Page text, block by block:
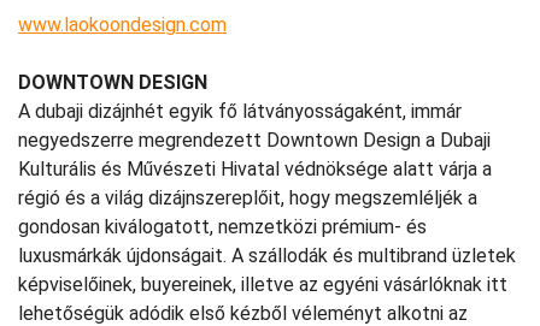
www.laokoondesign.com
DOWNTOWN DESIGN
A dubaji dizájnhét egyik fő látványosságaként, immár
negyedszerre megrendezett Downtown Design a Dubaji
Kulturális és Művészeti Hivatal védnöksége alatt várja a
régió és a világ dizájnszereplőit, hogy megszemléljék a
gondosan kiválogatott, nemzetközi prémium- és
luxusmárkák újdonságait. A szállodák és multibrand üzletek
képviselőinek, buyereinek, illetve az egyéni vásárlóknak itt
lehetőségük adódik első kézből véleményt alkotni az